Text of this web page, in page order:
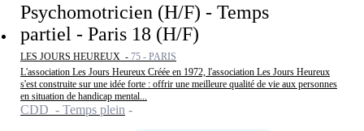
Psychomotricien (H/F) - Temps
partiel - Paris 18 (H/F)
LES JOURS HEUREUX - 75 - PARIS
L'association Les Jours Heureux Créée en 1972, l'association Les Jours Heureux
s'est construite sur une idée forte : offrir une meilleure qualité de vie aux personnes
en situation de handicap mental...
CDD - Temps plein